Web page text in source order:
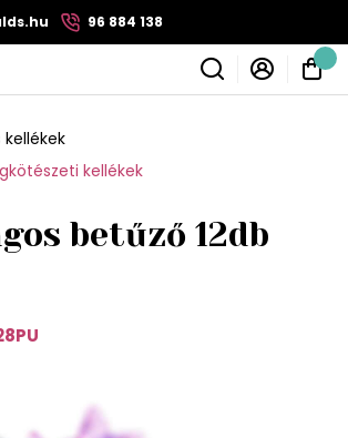
96 884 138
kellékek
betűző 12db